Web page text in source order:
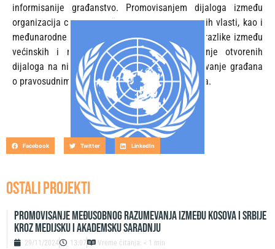
informisanije građanstvo. Promovisanjem dijaloga između
organizacija civilnog društva, lokalnih i centralnih vlasti, kao i
međunarodne zajednice, cilj je da se premoste razlike između
većinskih i nevećinskih zajednica. Olakšavanje otvorenih
dijaloga na nivou zajednice unaprediće razumevanje građana
o pravosudnim, političkim i društvenim procesima.
Facebook Twitter LinkedIn
OSTALI PROJEKTI
Promovisanje međusobnog razumevanja između Kosova i Srbije
kroz medijsku i akademsku saradnju
29/11/2024 13:07 Vreme čitanja: < 1 min